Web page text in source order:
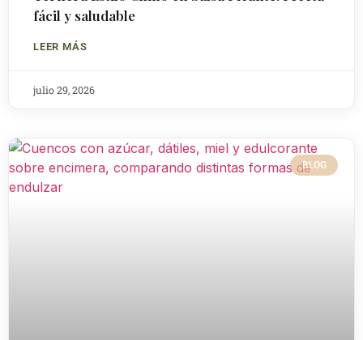
fácil y saludable
LEER MÁS
julio 29, 2026
BLOG